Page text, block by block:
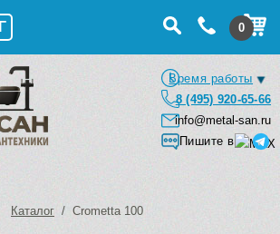
0
Время работы
8 (495) 920-65-66
info@metal-san.ru
Пишите в
Каталог / Crometta 100